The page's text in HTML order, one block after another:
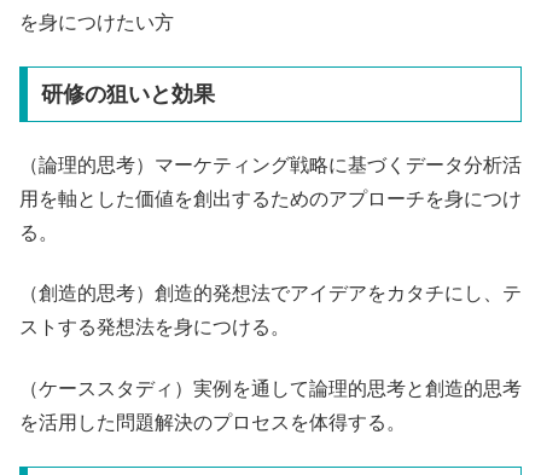
を身につけたい方
研修の狙いと効果
（論理的思考）マーケティング戦略に基づくデータ分析活
用を軸とした価値を創出するためのアプローチを身につけ
る。
（創造的思考）創造的発想法でアイデアをカタチにし、テ
ストする発想法を身につける。
（ケーススタディ）実例を通して論理的思考と創造的思考
を活用した問題解決のプロセスを体得する。